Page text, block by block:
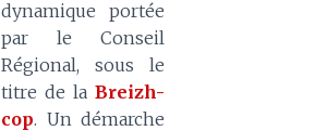
dynamique portée
par le Conseil
Régional, sous le
titre de la Breizh-
cop. Un démarche